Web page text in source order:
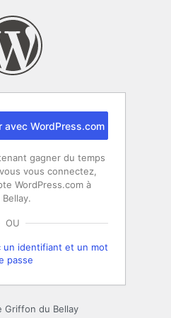
avec WordPress.com
gagner du temps
vous connectez,
WordPress.com à
OU
un identifiant et un mot
passe
Griffon du Bellay